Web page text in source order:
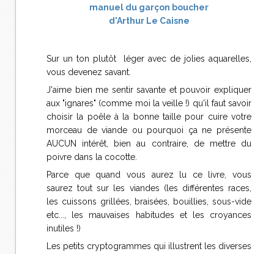
Sur un ton plutôt léger avec de jolies aquarelles,
vous devenez savant.
J'aime bien me sentir savante et pouvoir expliquer
aux "ignares" (comme moi la veille !) qu'il faut savoir
choisir la poêle à la bonne taille pour cuire votre
morceau de viande ou pourquoi ça ne présente
AUCUN intérêt, bien au contraire, de mettre du
poivre dans la cocotte.
Parce que quand vous aurez lu ce livre, vous
saurez tout sur les viandes (les différentes races,
les cuissons grillées, braisées, bouillies, sous-vide
etc..., les mauvaises habitudes et les croyances
inutiles !)
Les petits cryptogrammes qui illustrent les diverses